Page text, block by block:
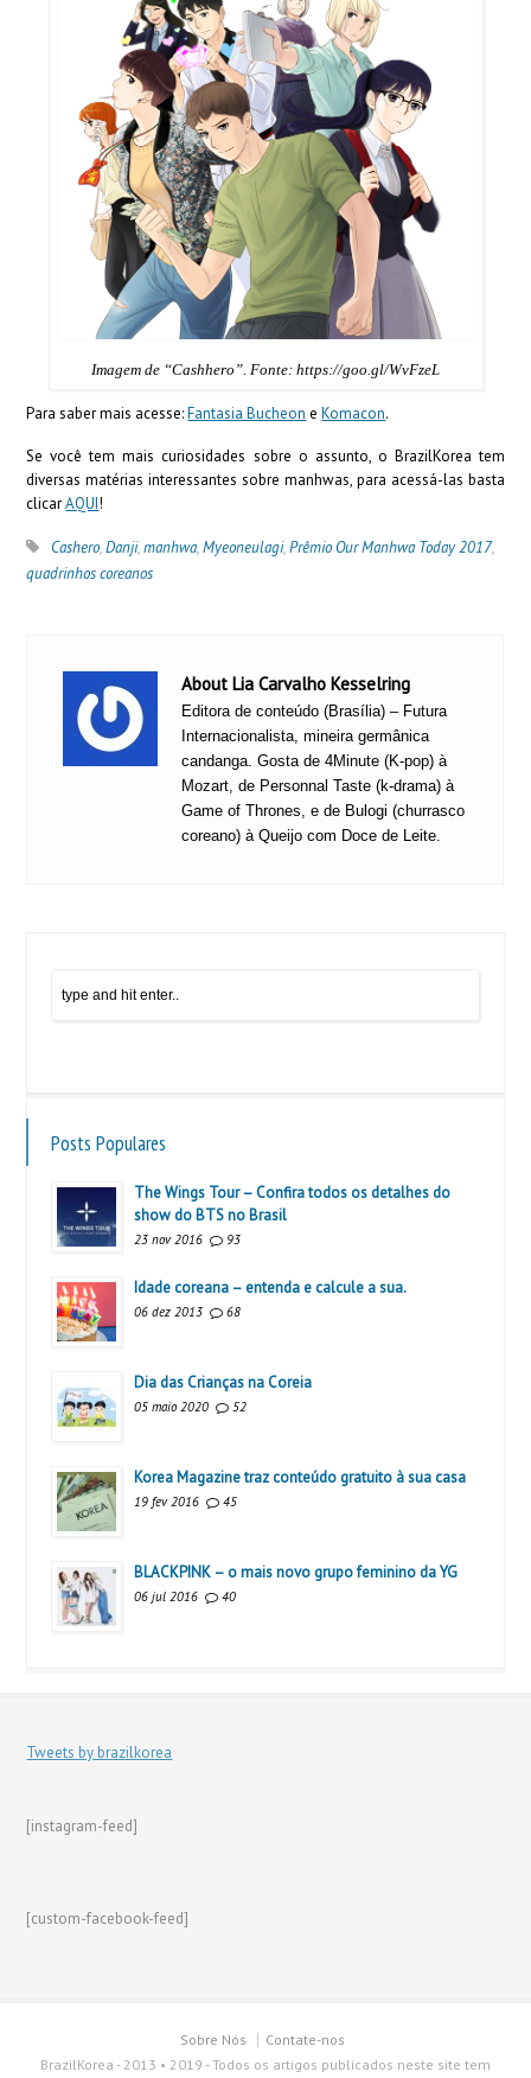
Imagem de “Cashhero”. Fonte: https://goo.gl/WvFzeL
Para saber mais acesse:Fantasia Bucheon eKomacon.
Se você tem mais curiosidades sobre o assunto, o BrazilKorea tem
diversas matérias interessantes sobre manhwas, para acessá-las basta
clicarAQUI!
Cashero,Danji,manhwa,Myeoneulagi,Prêmio Our Manhwa Today 2017,
quadrinhos coreanos
About Lia Carvalho Kesselring
Editora de conteúdo (Brasília) – Futura
Internacionalista, mineira germânica
candanga. Gosta de 4Minute (K-pop) à
Mozart, de Personnal Taste (k-drama) à
Game of Thrones, e de Bulogi (churrasco
coreano) à Queijo com Doce de Leite.
Posts Populares
The Wings Tour – Confira todos os detalhes do
show do BTS no Brasil
23 nov 2016 93
Idade coreana – entenda e calcule a sua.
06 dez 2013 68
Dia das Crianças na Coreia
05 maio 2020 52
Korea Magazine traz conteúdo gratuito à sua casa
19 fev 2016 45
BLACKPINK – o mais novo grupo feminino da YG
06 jul 2016 40
Tweets by brazilkorea
[instagram-feed]
[custom-facebook-feed]
Sobre Nós
Contate-nos
BrazilKorea - 2013 • 2019 - Todos os artigos publicados neste site tem